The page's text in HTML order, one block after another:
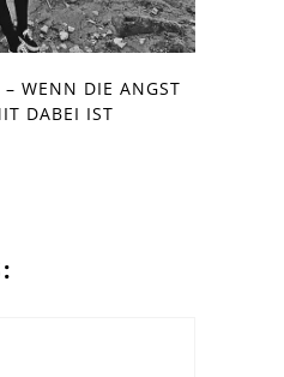
WENN DIE ANGST
DABEI IST